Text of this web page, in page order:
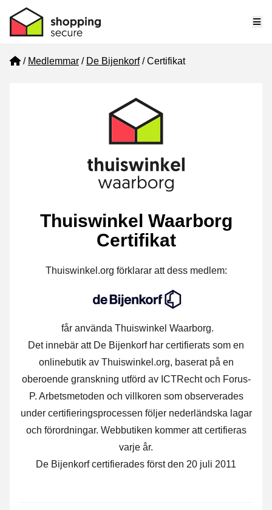
Home
Medlemmar De Bijenkorf Certifikat
Thuiswinkel Waarborg
Certifikat
Thuiswinkel.org förklarar att dess medlem:
får använda Thuiswinkel Waarborg.
Det innebär att De Bijenkorf har certifierats som en
onlinebutik av Thuiswinkel.org, baserat på en
oberoende granskning utförd av ICTRecht och Forus-
P. Arbetsmetoden och villkoren som observerades
under certifieringsprocessen följer nederländska lagar
och förordningar. Webbutiken kommer att certifieras
varje år.
De Bijenkorf certifierades först den 20 juli 2011